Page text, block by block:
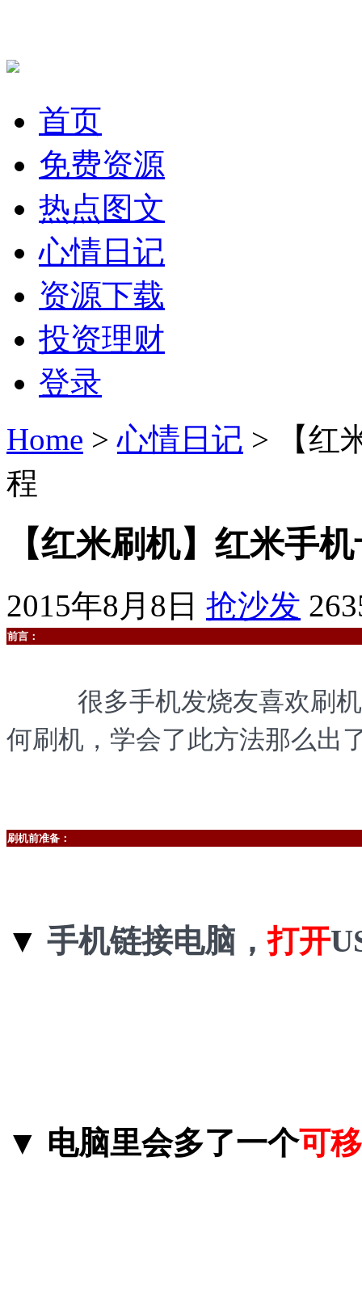
首页
免费资源
热点图文
心情日记
资源下载
投资理财
登录
Home >心情日记 > 【红
程
【红米刷机】红米手
2015年8月8日 抢沙发
前言：
很多手机发烧友喜欢刷
何刷机，学会了此方法那么出
刷机前准备：
▼ 手机链接电脑，打开
▼ 电脑里会多了一个可